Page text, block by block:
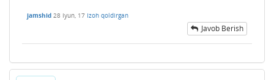
jamshid 28 Iyun, 17 Izoh qoldirgan
Javob Berish